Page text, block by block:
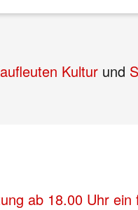
Kultur und
ab 18.00 Uhr